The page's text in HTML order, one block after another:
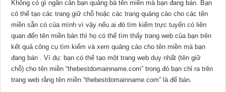
Không có gì ngăn cản bạn quảng bá tên miền mà bạn đang bán. Bạn
có thể tạo các trang giữ chỗ hoặc các trang quảng cáo cho các tên
miền sẵn có của mình vì vậy nếu ai đó tìm kiếm trực tuyến có liên
quan đến tên miền bán thì họ có thể tìm thấy trang web của bạn trên
kết quả công cụ tìm kiếm và xem quảng cáo cho tên miền mà bạn
đang bán . Ví dụ: bạn có thể tạo một trang web duy nhất (tên giữ
chỗ) cho tên miền “thebestdomainname.com” trong đó bạn chỉ ra trên
trang web rằng tên miền “thebestdomainname.com” là để bán.